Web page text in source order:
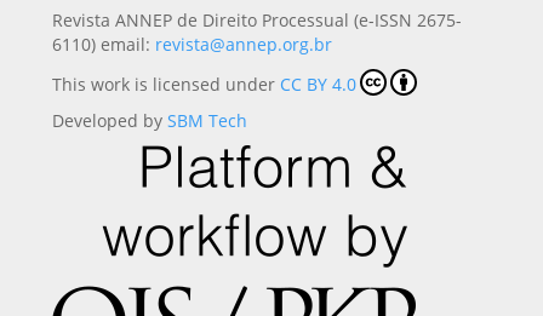
Revista ANNEP de Direito Processual (e-ISSN 2675-
6110) email: revista@annep.org.br
This work is licensed under CC BY 4.0
Developed by SBM Tech